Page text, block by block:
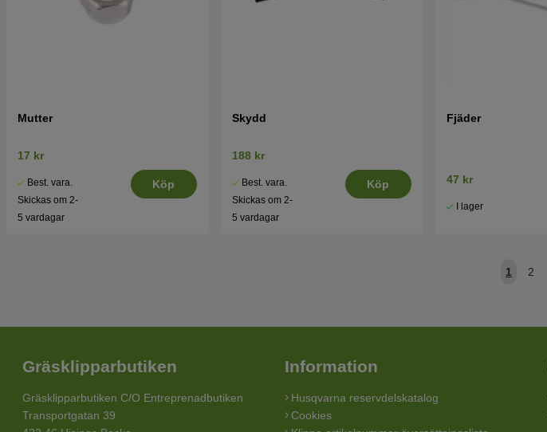
Mutter
17 kr
Best. vara.
Skickas om 2-
5 vardagar
Köp
Skydd
188 kr
Best. vara.
Skickas om 2-
5 vardagar
Köp
Fjäder
47 kr
I lager
1 2
Gräsklipparbutiken
Gräsklipparbutiken C/O Entreprenadbutiken
Transportgatan 39
Information
Husqvarna reservdelskatalog
Cookies